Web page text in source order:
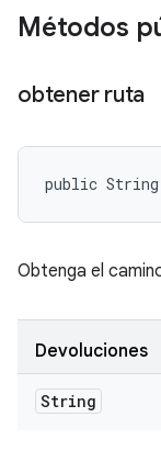
Métodos
obtener ruta
public
Obtenga el
Devoluciones
String